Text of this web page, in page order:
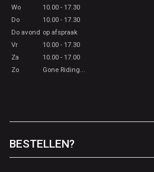
Wo
10.00 - 17.30
Do
10.00 - 17.30
Do avond op afspraak
Vr
10.00 - 17.30
Za
10.00 - 17.00
Zo
Gone Riding...
BESTELLEN?